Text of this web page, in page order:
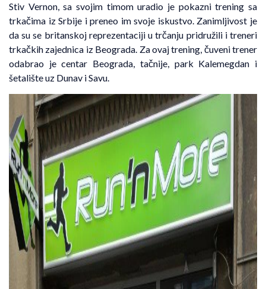
Stiv Vernon, sa svojim timom uradio je pokazni trening sa
trkačima iz Srbije i preneo im svoje iskustvo. Zanimljivost je
da su se britanskoj reprezentaciji u trčanju pridružili i treneri
trkačkih zajednica iz Beograda. Za ovaj trening, čuveni trener
odabrao je centar Beograda, tačnije, park Kalemegdan i
šetalište uz Dunav i Savu.